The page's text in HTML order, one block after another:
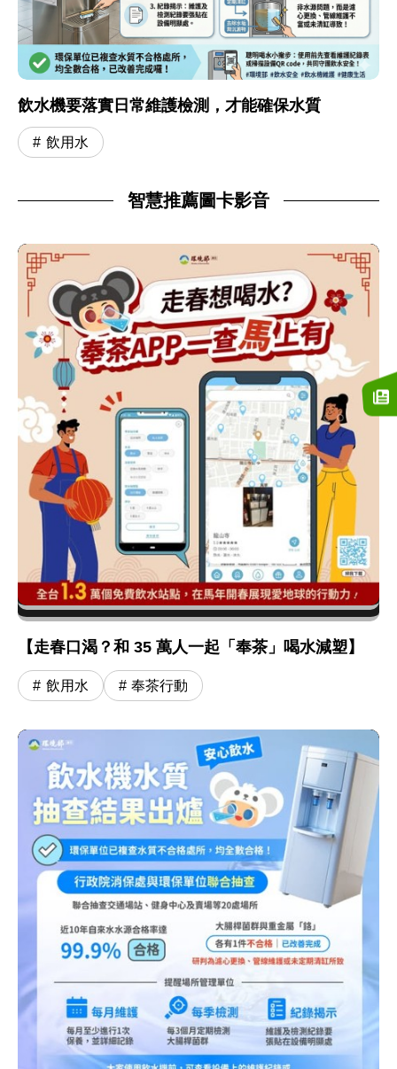
飲水機要落實日常維護檢測，才能確保水質
飲用水
智慧推薦圖卡影音
【走春口渴？和 35 萬人一起「奉茶」喝水減塑】
飲用水 奉茶行動